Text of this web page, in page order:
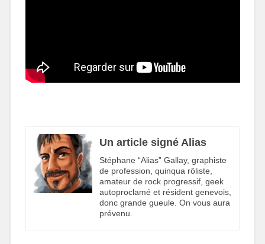
Un article signé Alias
Stéphane “Alias” Gallay, graphiste
de profession, quinqua rôliste,
amateur de rock progressif, geek
autoproclamé et résident genevois,
donc grande gueule. On vous aura
prévenu.